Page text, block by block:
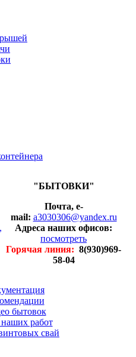
"БЫТОВКИ"
Почта, e-
mail: a3030306@yandex.ru
Адреса наших офисов:
посмотреть
Горячая линия: 8(930)969-
58-04
бытовок
работ
свай